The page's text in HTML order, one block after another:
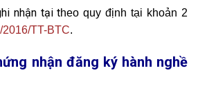
nhận tại theo quy định tại khoản 2
TT-BTC.
nhận đăng ký hành nghề